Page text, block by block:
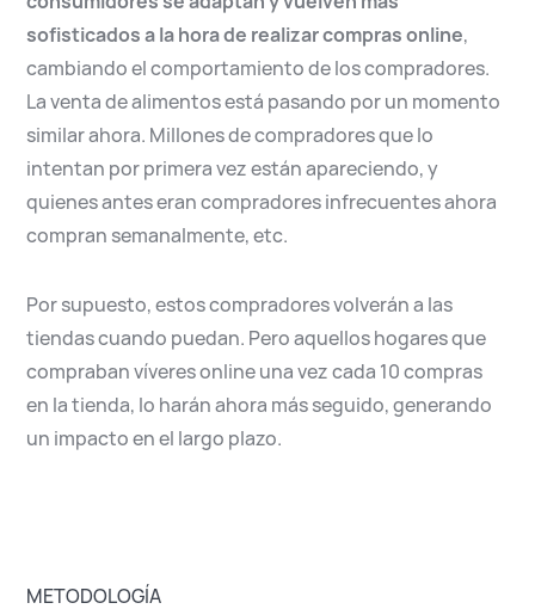
sofisticados a la hora de realizar compras online,
cambiando el comportamiento de los compradores.
La venta de alimentos está pasando por un momento
similar ahora. Millones de compradores que lo
intentan por primera vez están apareciendo, y
quienes antes eran compradores infrecuentes ahora
compran semanalmente, etc.
Por supuesto, estos compradores volverán a las
tiendas cuando puedan. Pero aquellos hogares que
compraban víveres online una vez cada 10 compras
en la tienda, lo harán ahora más seguido, generando
un impacto en el largo plazo.
METODOLOGÍA